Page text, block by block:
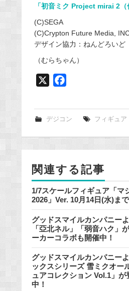
「初音ミク Project mirai 2（
(C)SEGA
(C)Crypton Future Media,
デザイン協力：ねんどろいど
（むらちゃん）
e
k
デジコン フィギュア
関連する記事
1/7スケールフィギュア「マ
2026」Ver. 10月14日(水)ま
グッドスマイルカンパニー
「亞北ネル」「弱音ハク」
ーカーコラボも開催中！
グッドスマイルカンパニー
ックスシリーズ 雪ミクオー
ュアコレクション Vol.1」
中！